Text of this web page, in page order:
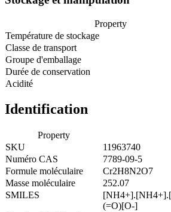
Property
Température de stockage
Classe de transport
Groupe d'emballage
Durée de conservation
Acidité
Identification
Property
SKU
11963740
Numéro CAS
7789-09-5
Formule moléculaire
Cr2H8N2O7
Masse moléculaire
252.07
SMILES
(=O)[O-]